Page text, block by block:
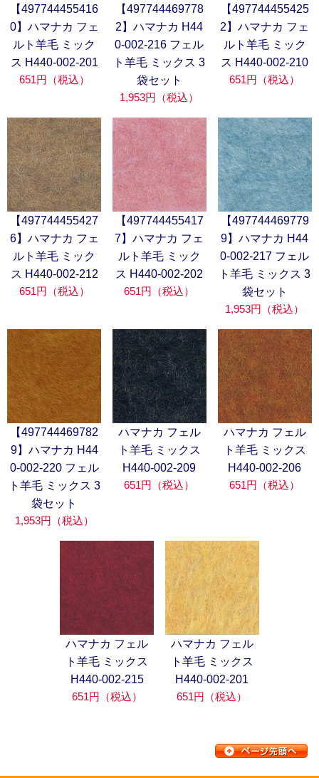
【497744455416
0】ハマナカ フェ
ルト羊毛 ミック
ス H440-002-201
651円（税込）
【497744469778
2】ハマナカ H44
0-002-216 フェル
ト羊毛 ミックス 3
袋セット
1,953円（税込）
【497744455425
2】ハマナカ フェ
ルト羊毛 ミック
ス H440-002-210
651円（税込）
【497744455427
6】ハマナカ フェ
ルト羊毛 ミック
ス H440-002-212
651円（税込）
【497744455417
7】ハマナカ フェ
ルト羊毛 ミック
ス H440-002-202
651円（税込）
【497744469779
9】ハマナカ H44
0-002-217 フェル
ト羊毛 ミックス 3
袋セット
1,953円（税込）
【497744469782
9】ハマナカ H44
0-002-220 フェル
ト羊毛 ミックス 3
袋セット
1,953円（税込）
ハマナカ フェル
ト羊毛 ミックス
H440-002-209
651円（税込）
ハマナカ フェル
ト羊毛 ミックス
H440-002-206
651円（税込）
ハマナカ フェル
ト羊毛 ミックス
H440-002-215
651円（税込）
ハマナカ フェル
ト羊毛 ミックス
H440-002-201
651円（税込）